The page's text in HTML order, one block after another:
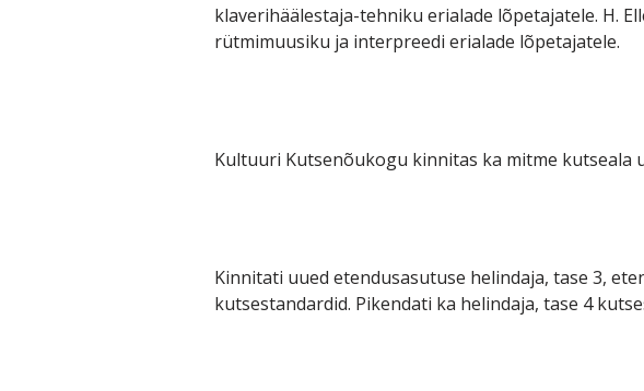
klaverihäälestaja-tehniku erialade lõpetajatele. H.
rütmimuusiku ja interpreedi erialade lõpetajatele.
Kultuuri Kutsenõukogu kinnitas ka mitme kutseala
Kinnitati uued etendusasutuse helindaja, tase 3,
kutsestandardid. Pikendati ka helindaja, tase 4